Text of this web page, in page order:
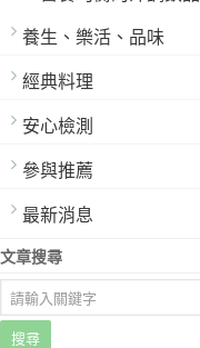
養生、樂活、品味
經典料理
安心檢測
參與推薦
最新消息
文章搜尋
搜尋